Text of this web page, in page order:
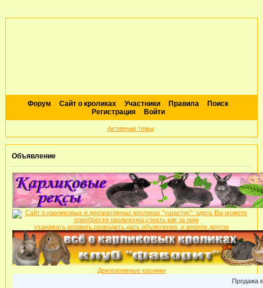
Форум Сайт о кроликах Участники Правила
Поиск
Регистрация
Войти
Активные темы
Объявление
Декоративные кролики
Продажа